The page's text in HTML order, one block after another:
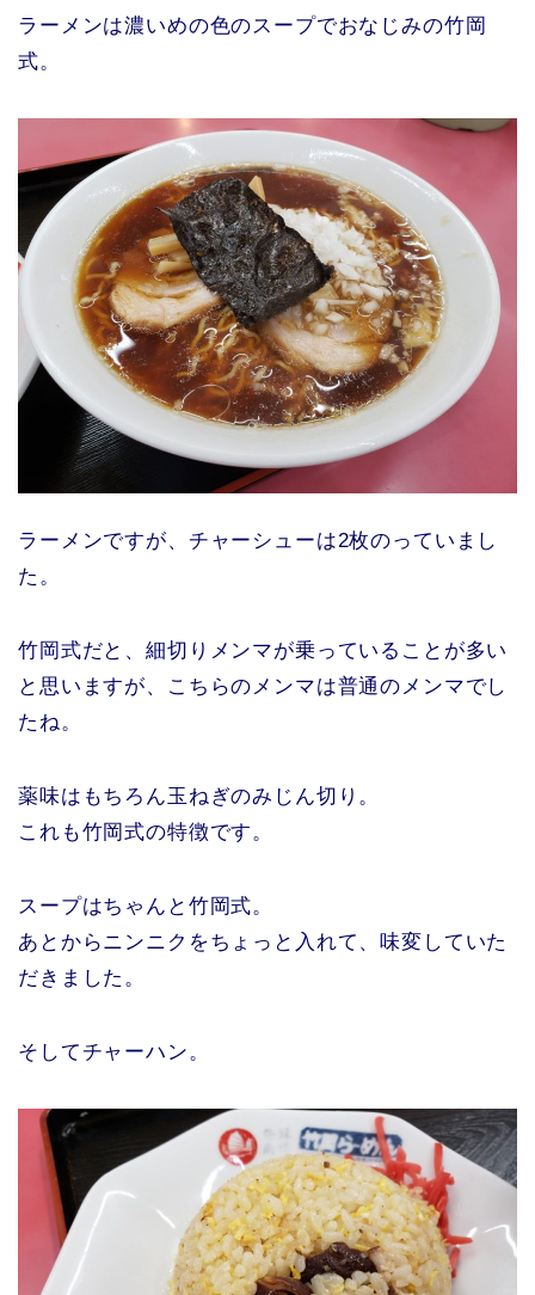
ラーメンは濃いめの色のスープでおなじみの竹岡
式。
ラーメンですが、チャーシューは2枚のっていまし
た。
竹岡式だと、細切りメンマが乗っていることが多い
と思いますが、こちらのメンマは普通のメンマでし
たね。
薬味はもちろん玉ねぎのみじん切り。
これも竹岡式の特徴です。
スープはちゃんと竹岡式。
あとからニンニクをちょっと入れて、味変していた
だきました。
そしてチャーハン。